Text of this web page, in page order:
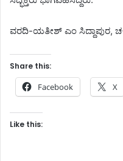
ವರದಿ-ಯತೀಶ್ ಎಂ ಸಿದ್ದಾಪುರ,
Share this:
Facebook X
Like this: